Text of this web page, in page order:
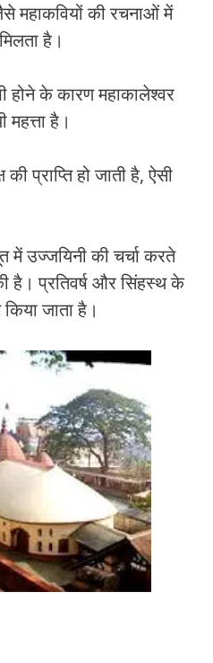
महाकवियों की रचनाओं में
है।
होने के कारण महाकालेश्वर
महत्ता है।
प्राप्ति हो जाती है, ऐसी
में उज्जयिनी की चर्चा करते
है। प्रतिवर्ष और सिंहस्थ के
जाता है।